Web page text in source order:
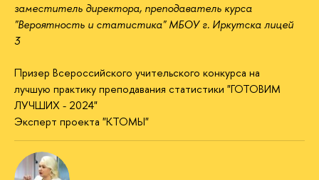
заместитель директора, преподаватель курса
"Вероятность и статистика" МБОУ г. Иркутска лицей
3
Призер Всероссийского учительского конкурса на
лучшую практику преподавания статистики "ГОТОВИМ
ЛУЧШИХ - 2024"
Эксперт проекта "КТОМЫ"